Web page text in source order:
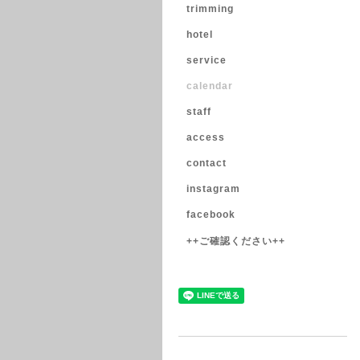
trimming
hotel
service
calendar
staff
access
contact
instagram
facebook
++ご確認ください++